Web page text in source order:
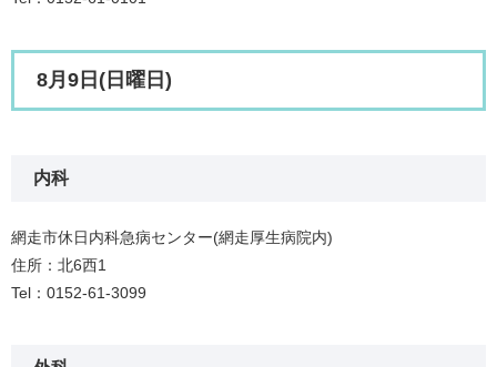
8月9日(日曜日)
内科
網走市休日内科急病センター(網走厚生病院内)
住所：北6西1
Tel：0152-61-3099